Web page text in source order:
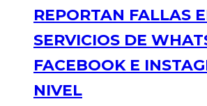
REPORTAN FALLAS
SERVICIOS DE
FACEBOOK E
NIVEL